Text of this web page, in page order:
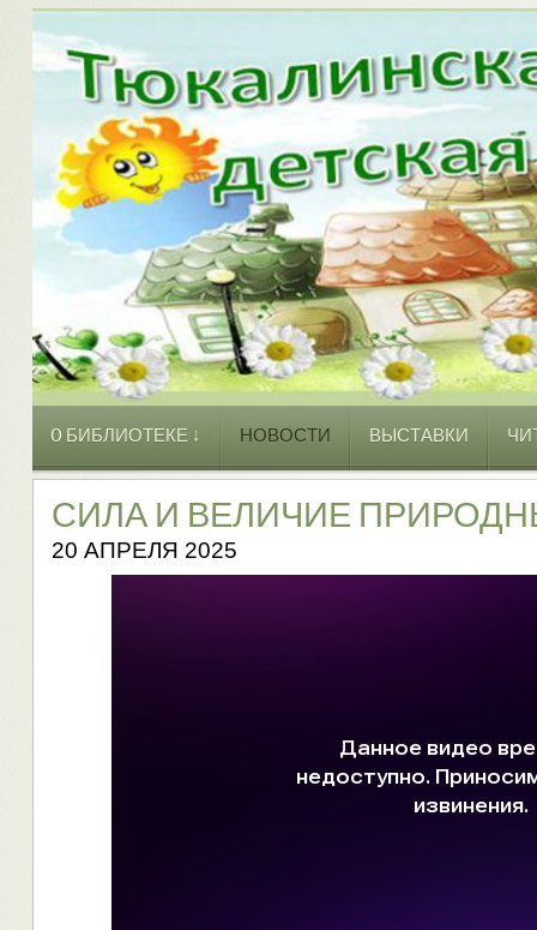
O БИБЛИОТЕКЕ ↓ НОВОСТИ ВЫСТАВКИ
СИЛА И ВЕЛИЧИЕ
20 АПРЕЛЯ 2025